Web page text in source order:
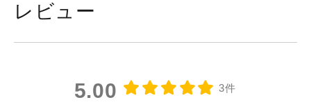
レビュー
5.00 3件